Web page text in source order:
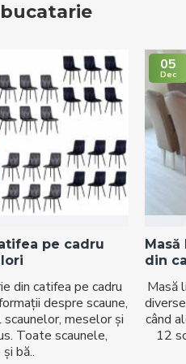
pe cadru
din catifea pe cadru
despre scaune,
meselor și
Toate scaunele,
bă..
05
Dec
din
Masă
când
12